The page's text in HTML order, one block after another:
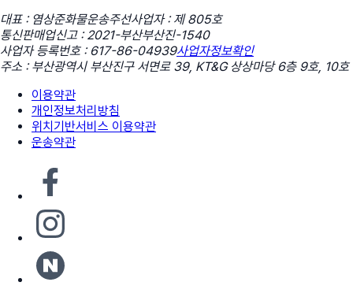
대표 : 염상준화물운송주선사업자 : 제 805호
통신판매업신고 : 2021-부산부산진-1540
사업자 등록번호 : 617-86-04939사업자정보확인
주소 : 부산광역시 부산진구 서면로 39, KT&G 상상마당 6층 9호, 10호
이용약관
개인정보처리방침
위치기반서비스 이용약관
운송약관